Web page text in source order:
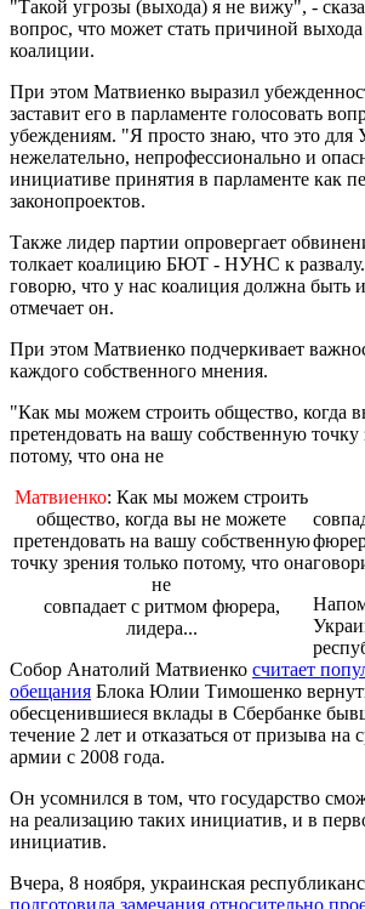
"Такой угрозы (выхода) я не вижу", -
вопрос, что может стать причиной
коалиции.
При этом Матвиенко выразил
заставит его в парламенте голосовать
убеждениям. "Я просто знаю, что это для
нежелательно, непрофессионально и
инициативе принятия в парламенте как
законопроектов.
Также лидер партии опровергает
толкает коалицию БЮТ - НУНС к
говорю, что у нас коалиция должна быть
отмечает он.
При этом Матвиенко подчеркивает
каждого собственного мнения.
"Как мы можем строить общество, когда
претендовать на вашу собственную точку
потому, что она не
Матвиенко: Как мы можем строить
общество, когда вы не можете
претендовать на вашу собственную
точку зрения только потому, что она
не
совпадает с ритмом фюрера,
лидера...
Собор Анатолий Матвиенко считает
обещания Блока Юлии Тимошенко
обесценившиеся вклады в Сбербанке
течение 2 лет и отказаться от призыва на
армии с 2008 года.
Он усомнился в том, что государство
на реализацию таких инициатив, и в
инициатив.
Вчера, 8 ноября, украинская
подготовила замечания относительно